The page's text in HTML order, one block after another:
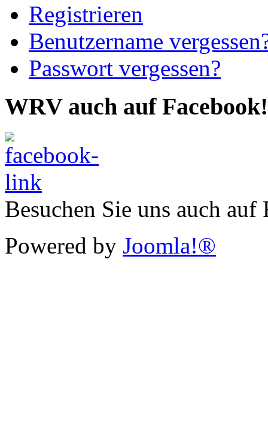
Registrieren
Benutzername
Passwort vergessen?
WRV auch auf Facebook!
Besuchen Sie uns auch auf
Powered by Joomla!®